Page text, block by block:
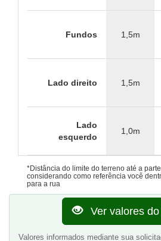
Fundos 1,5m
Lado direito 1,5m
Lado
esquerdo
1,0m
*Distância do limite do terreno até a
considerando como referência você
para a rua
Ver valores
Valores informados mediante sua